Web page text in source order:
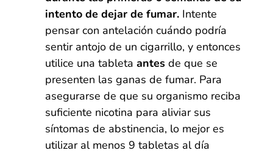
intento de dejar de fumar. Intente
pensar con antelación cuándo podría
sentir antojo de un cigarrillo, y entonces
utilice una tableta antes de que se
presenten las ganas de fumar. Para
asegurarse de que su organismo reciba
suficiente nicotina para aliviar sus
síntomas de abstinencia, lo mejor es
utilizar al menos 9 tabletas al día